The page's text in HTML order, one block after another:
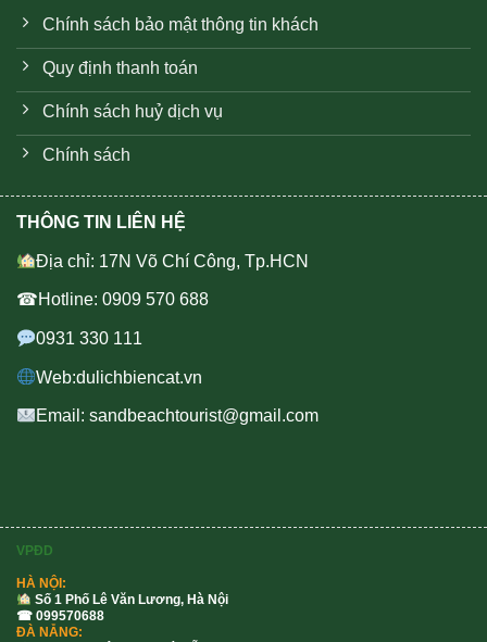
Chính sách bảo mật thông tin khách
Quy định thanh toán
Chính sách huỷ dịch vụ
Chính sách
THÔNG TIN LIÊN HỆ
Địa chỉ: 17N Võ Chí Công, Tp.HCN
☎Hotline: 0909 570 688
0931 330 111
Web:dulichbiencat.vn
Email: sandbeachtourist@gmail.com
VPĐD
HÀ NỘI:
Số 1 Phố Lê Văn Lương, Hà Nội
☎ 099570688
ĐÀ NẴNG: